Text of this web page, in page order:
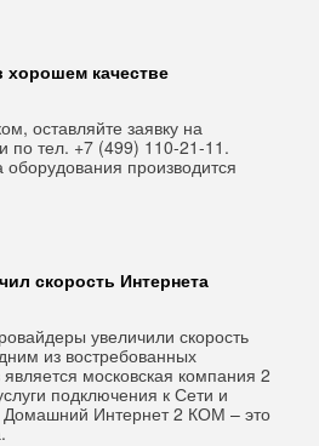
хорошем качестве
оставляйте заявку на
по тел. +7 (499) 110-21-11.
производится
скорость Интернета
увеличили скорость
из востребованных
московская компания 2
подключения к Сети и
Интернет 2 КОМ – это